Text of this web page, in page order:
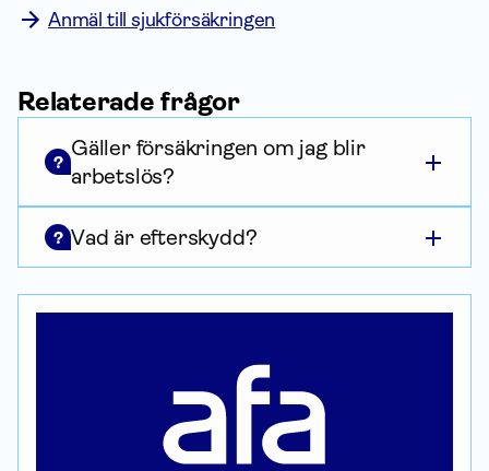
Anmäl till sjukförsäkringen
Relaterade frågor
?
Gäller försäkringen om jag blir
arbetslös?
? Vad är efterskydd?